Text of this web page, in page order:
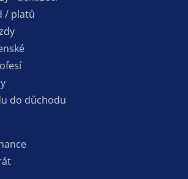
/ platů
do důchodu